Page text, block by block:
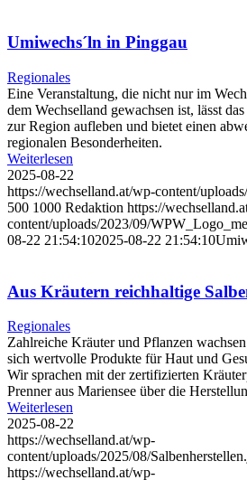
Umiwechs´ln in Pinggau
Regionales
Eine Veranstaltung, die nicht nur im
dem Wechselland gewachsen ist, lässt
zur Region aufleben und bietet einen
regionalen Besonderheiten.
Weiterlesen
2025-08-22
https://wechselland.at/wp-content/
500 1000 Redaktion https://
content/uploads/2023/09/
08-22 21:54:102025-08-22 21:54:10
Aus Kräutern reichhaltige
Regionales
Zahlreiche Kräuter und Pflanzen
sich wertvolle Produkte für Haut und
Wir sprachen mit der zertifizierten
Prenner aus Mariensee über die
Weiterlesen
2025-08-22
https://wechselland.at/wp-
content/uploads/2025/08/
https://wechselland.at/wp-